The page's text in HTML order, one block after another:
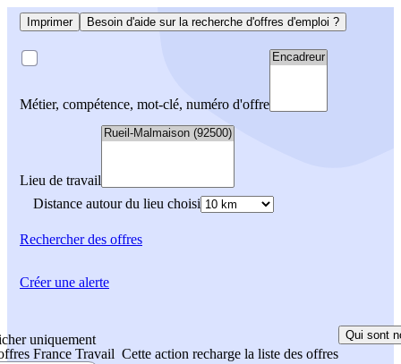
Imprimer Besoin d'aide sur la recherche d'offres d'emploi ?
Métier, compétence, mot-clé, numéro d'offre
Lieu de travail
Distance autour du lieu choisi
Rechercherdes offres
uniquement
France Travail Cette action recharge la liste des offres
Qui sont
Créer une alerte